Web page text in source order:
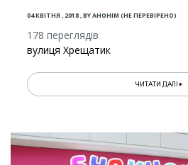
04 КВІТНЯ , 2018,BYАНОНІМ (НЕ ПЕРЕВІРЕНО)
178 переглядів
вулиця Хрещатик
ЧИТАТИ ДАЛІ